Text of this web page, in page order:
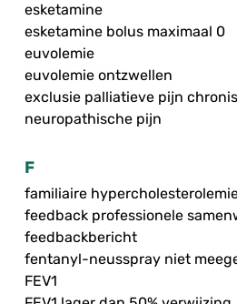
esketamine
esketamine bolus maximaal 0
euvolemie
euvolemie ontzwellen
exclusie palliatieve pijn
neuropathische pijn
F
familiaire
feedback professionele
feedbackbericht
fentanyl-neusspray niet
FEV1